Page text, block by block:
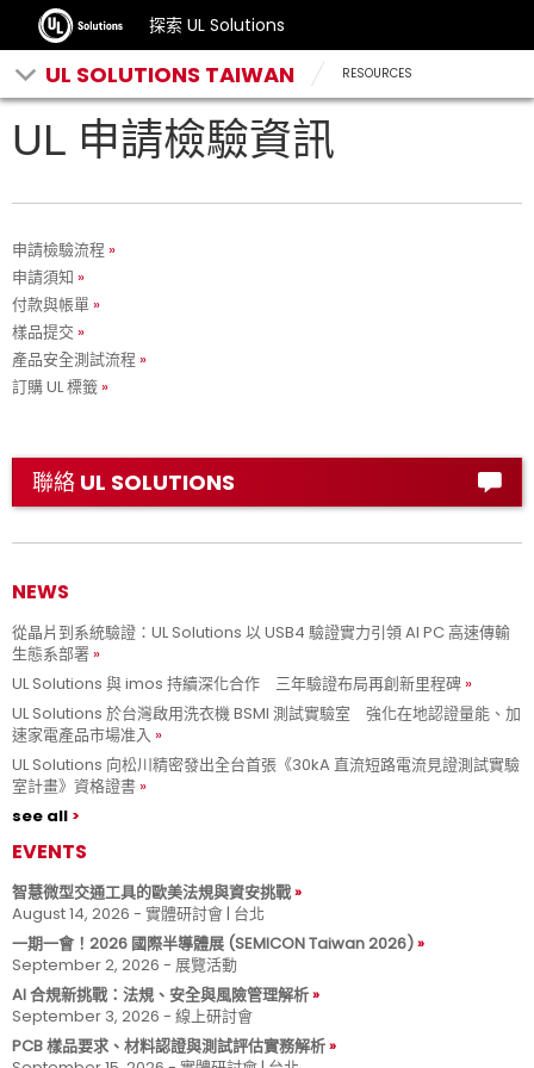
探索 UL Solutions
UL SOLUTIONS TAIWAN RESOURCES
UL 申請檢驗資訊
申請檢驗流程
申請須知
付款與帳單
樣品提交
產品安全測試流程
訂購 UL 標籤
聯絡 UL SOLUTIONS
NEWS
從晶片到系統驗證：UL Solutions 以 USB4 驗證實力引領 AI PC 高速傳輸
生態系部署
UL Solutions 與 imos 持續深化合作 三年驗證布局再創新里程碑
UL Solutions 於台灣啟用洗衣機 BSMI 測試實驗室 強化在地認證量能、加
速家電產品市場准入
UL Solutions 向松川精密發出全台首張《30kA 直流短路電流見證測試實驗
室計畫》資格證書
see all
EVENTS
智慧微型交通工具的歐美法規與資安挑戰
August 14, 2026 - 實體研討會 | 台北
一期一會！2026 國際半導體展 (SEMICON Taiwan 2026)
September 2, 2026 - 展覽活動
AI 合規新挑戰：法規、安全與風險管理解析
September 3, 2026 - 線上研討會
PCB 樣品要求、材料認證與測試評估實務解析